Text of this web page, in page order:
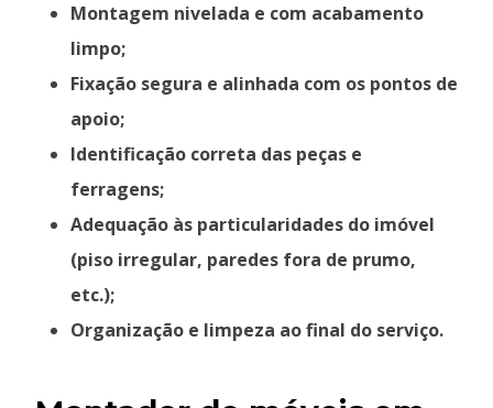
Montagem nivelada e com acabamento
limpo;
Fixação segura e alinhada com os pontos de
apoio;
Identificação correta das peças e
ferragens;
Adequação às particularidades do imóvel
(piso irregular, paredes fora de prumo,
etc.);
Organização e limpeza ao final do serviço.